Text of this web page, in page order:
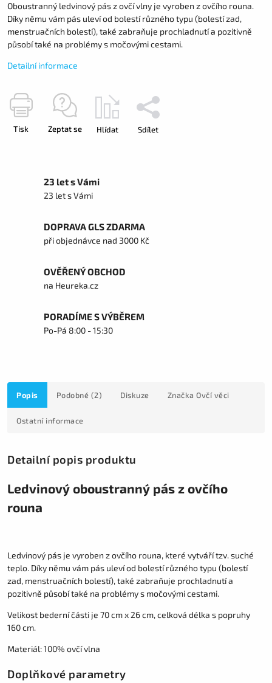
Oboustranný ledvinový pás z ovčí vlny je vyroben z ovčího rouna.
Díky němu vám pás uleví od bolestí různého typu (bolestí zad,
menstruačních bolestí), také zabraňuje prochladnutí a pozitivně
působí také na problémy s močovými cestami.
Detailní informace
Tisk Zeptat se Hlídat Sdílet
23 let s Vámi
23 let s Vámi
DOPRAVA GLS ZDARMA
při objednávce nad 3000 Kč
OVĚŘENÝ OBCHOD
na Heureka.cz
PORADÍME S VÝBĚREM
Po-Pá 8:00 - 15:30
Popis Podobné (2) Diskuze Značka Ovčí věci
Ostatní informace
Detailní popis produktu
Ledvinový oboustranný pás z ovčího
rouna
Ledvinový pás je vyroben z ovčího rouna, které vytváří tzv. suché
teplo. Díky němu vám pás uleví od bolestí různého typu (bolestí
zad, menstruačních bolestí), také zabraňuje prochladnutí a
pozitivně působí také na problémy s močovými cestami.
Velikost bederní části je 70 cm x 26 cm, celková délka s popruhy
160 cm.
Materiál: 100% ovčí vlna
Doplňkové parametry